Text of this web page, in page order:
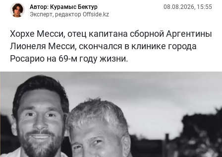
Автор: Курамыс Бектур
Эксперт, редактор Offside.kz
08.08.2026, 15:55
Хорхе Месси, отец капитана сборной Аргентины
Лионеля Месси, скончался в клинике города
Росарио на 69-м году жизни.